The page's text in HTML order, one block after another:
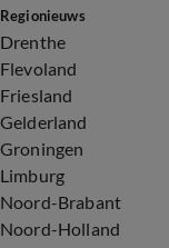
Regionieuws
Drenthe
Flevoland
Friesland
Gelderland
Groningen
Limburg
Noord-Brabant
Noord-Holland